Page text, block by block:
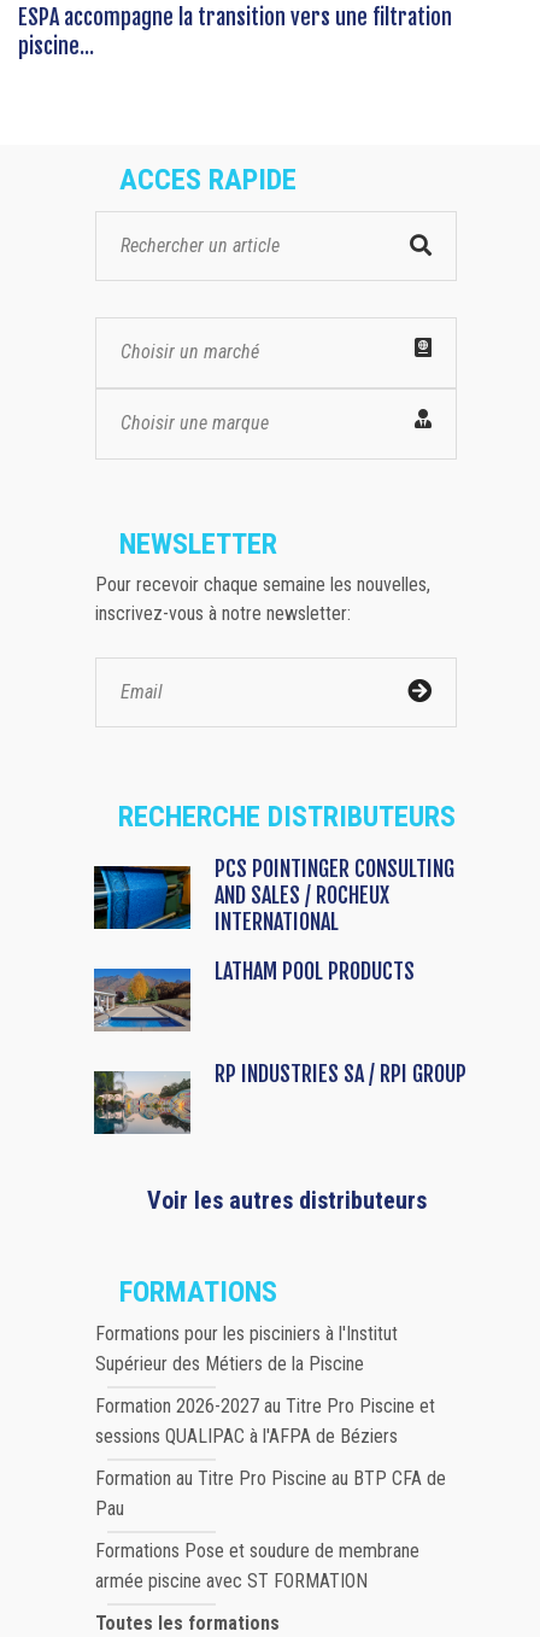
ESPA accompagne la transition vers une filtration
piscine...
ACCES RAPIDE
Choisir un marché
Choisir une marque
NEWSLETTER
Pour recevoir chaque semaine les nouvelles,
inscrivez-vous à notre newsletter:
RECHERCHE DISTRIBUTEURS
PCS POINTINGER CONSULTING
AND SALES / ROCHEUX
INTERNATIONAL
LATHAM POOL PRODUCTS
RP INDUSTRIES SA / RPI GROUP
Voir les autres distributeurs
FORMATIONS
Formations pour les pisciniers à l'Institut
Supérieur des Métiers de la Piscine
Formation 2026-2027 au Titre Pro Piscine et
sessions QUALIPAC à l'AFPA de Béziers
Formation au Titre Pro Piscine au BTP CFA de
Pau
Formations Pose et soudure de membrane
armée piscine avec ST FORMATION
Toutes les formations